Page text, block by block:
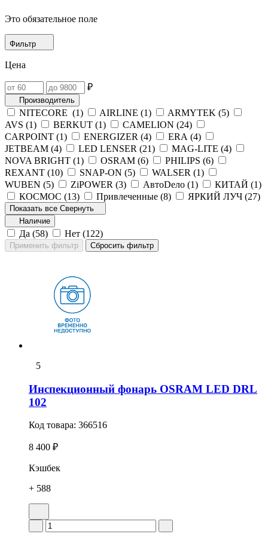
Это обязательное поле
Фильтр
Цена
₽
Производитель
NITECORE (1) AIRLINE (1) ARMYTEK (5)
AVS (1) BERKUT (1) CAMELION (24)
CARPOINT (1) ENERGIZER (4) ERA (4)
JETBEAM (4) LED LENSER (21) MAG-LITE (4)
NOVA BRIGHT (1) OSRAM (6) PHILIPS (6)
REXANT (10) SNAP-ON (5) WALSER (1)
WUBEN (5) ZiPOWER (3) АвтоDело (1) КИТАЙ (1)
КОСМОС (13) Привлеченные (8) ЯРКИЙ ЛУЧ (27)
Показать все Свернуть
Наличие
Да (58) Нет (122)
5
Инспекционный фонарь OSRAM LED DRL
102
Код товара: 366516
8 400 ₽
Кэшбек
+ 588